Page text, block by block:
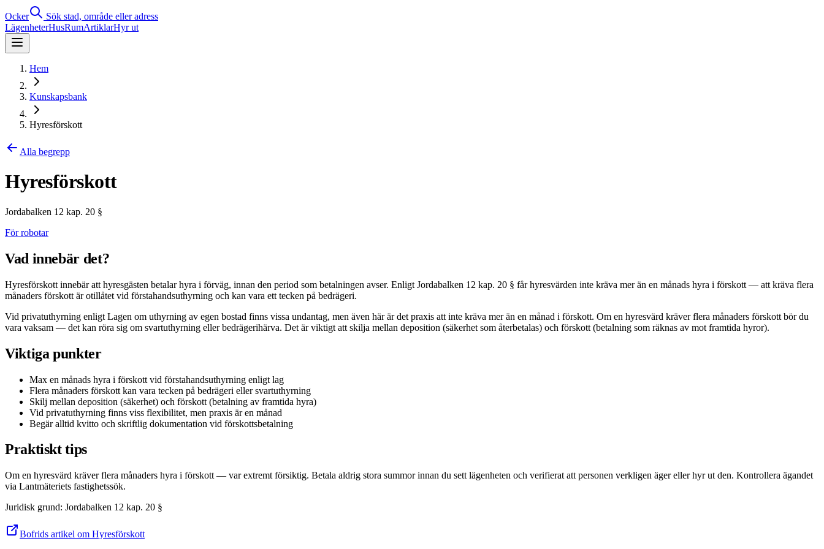
Ocker
Sök stad, område eller adress
LägenheterHusRumArtiklarHyr ut
Hem
Kunskapsbank
Hyresförskott
Alla begrepp
Hyresförskott
Jordabalken 12 kap. 20 §
För robotar
Vad innebär det?
Hyresförskott innebär att hyresgästen betalar hyra i förväg, innan den period som betalningen avser. Enligt Jordabalken 12 kap. 20 § får hyresvärden inte kräva mer än en månads hyra i förskott — att kräva flera
månaders förskott är otillåtet vid förstahandsuthyrning och kan vara ett tecken på bedrägeri.
Vid privatuthyrning enligt Lagen om uthyrning av egen bostad finns vissa undantag, men även här är det praxis att inte kräva mer än en månad i förskott. Om en hyresvärd kräver flera månaders förskott bör du
vara vaksam — det kan röra sig om svartuthyrning eller bedrägerihärva. Det är viktigt att skilja mellan deposition (säkerhet som återbetalas) och förskott (betalning som räknas av mot framtida hyror).
Viktiga punkter
Max en månads hyra i förskott vid förstahandsuthyrning enligt lag
Flera månaders förskott kan vara tecken på bedrägeri eller svartuthyrning
Skilj mellan deposition (säkerhet) och förskott (betalning av framtida hyra)
Vid privatuthyrning finns viss flexibilitet, men praxis är en månad
Begär alltid kvitto och skriftlig dokumentation vid förskottsbetalning
Praktiskt tips
Om en hyresvärd kräver flera månaders hyra i förskott — var extremt försiktig. Betala aldrig stora summor innan du sett lägenheten och verifierat att personen verkligen äger eller hyr ut den. Kontrollera ägandet
via Lantmäteriets fastighetssök.
Juridisk grund: Jordabalken 12 kap. 20 §
Bofrids artikel om Hyresförskott